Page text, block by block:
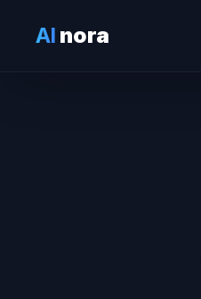
AI nora